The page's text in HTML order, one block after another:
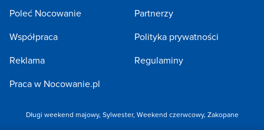
Poleć Nocowanie
Współpraca
Reklama
Praca w Nocowanie.pl
Partnerzy
Polityka prywatności
Regulaminy
Długi weekend majowy, Sylwester, Weekend czerwcowy, Zakopane